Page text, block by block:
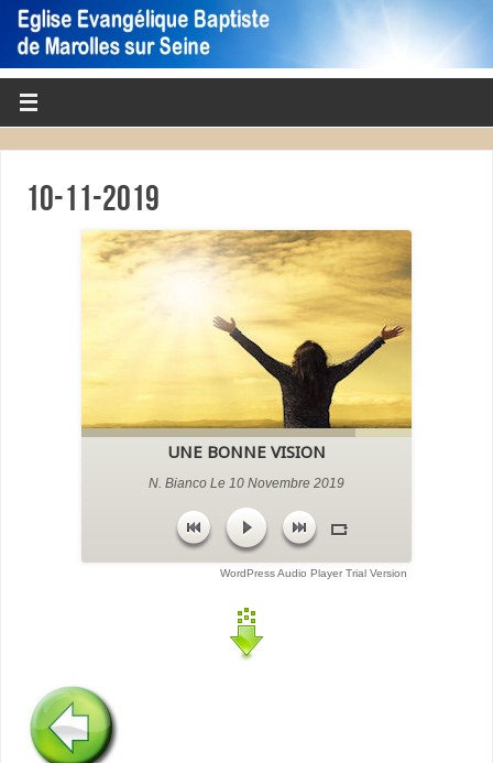
10-11-2019
UNE BONNE VISION
N. Bianco Le 10 Novembre 2019
WordPress Audio Player Trial Version